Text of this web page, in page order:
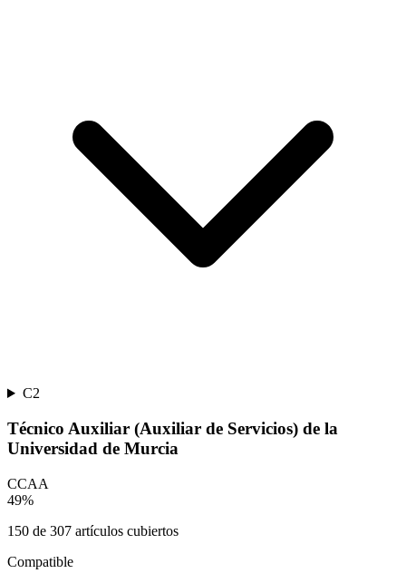
C2
Técnico Auxiliar (Auxiliar de Servicios) de la
Universidad de Murcia
CCAA
49%
150 de 307 artículos cubiertos
Compatible